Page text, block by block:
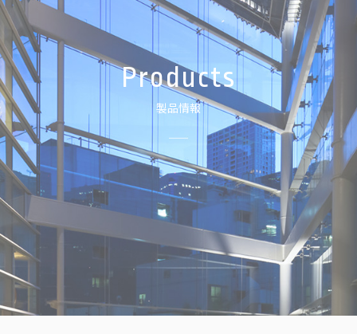
Products
製品情報